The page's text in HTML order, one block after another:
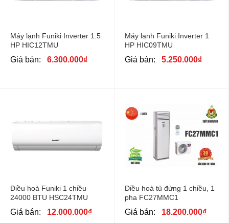
Máy lạnh Funiki Inverter 1.5
HP HIC12TMU
Giá bán: 6.300.000₫
Máy lạnh Funiki Inverter 1
HP HIC09TMU
Giá bán: 5.250.000₫
Điều hoà Funiki 1 chiều
24000 BTU HSC24TMU
Giá bán: 12.000.000₫
Điều hoà tủ đứng 1 chiều, 1
pha FC27MMC1
Giá bán: 18.200.000₫